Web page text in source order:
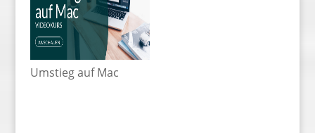
Umstieg auf Mac